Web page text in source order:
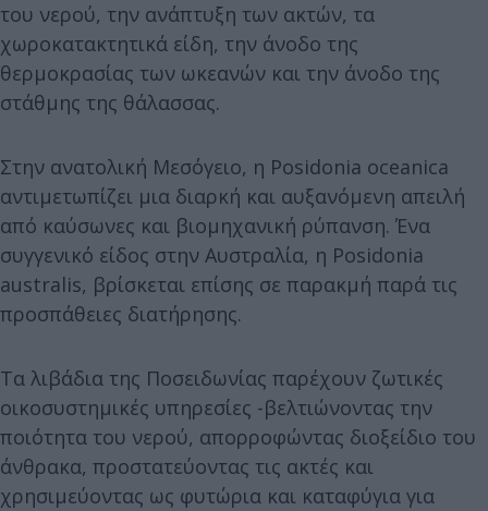
του νερού, την ανάπτυξη των ακτών, τα
χωροκατακτητικά είδη, την άνοδο της
θερμοκρασίας των ωκεανών και την άνοδο της
στάθμης της θάλασσας.
Στην ανατολική Μεσόγειο, η Posidonia oceanica
αντιμετωπίζει μια διαρκή και αυξανόμενη απειλή
από καύσωνες και βιομηχανική ρύπανση. Ένα
συγγενικό είδος στην Αυστραλία, η Posidonia
australis, βρίσκεται επίσης σε παρακμή παρά τις
προσπάθειες διατήρησης.
Τα λιβάδια της Ποσειδωνίας παρέχουν ζωτικές
οικοσυστημικές υπηρεσίες -βελτιώνοντας την
ποιότητα του νερού, απορροφώντας διοξείδιο του
άνθρακα, προστατεύοντας τις ακτές και
χρησιμεύοντας ως φυτώρια και καταφύγια για